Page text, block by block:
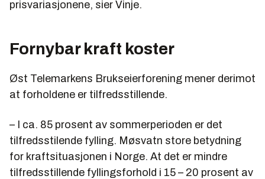
prisvariasjonene, sier Vinje.
Fornybar kraft koster
Øst Telemarkens Brukseierforening mener derimot
at forholdene er tilfredsstillende.
– I ca. 85 prosent av sommerperioden er det
tilfredsstilende fylling. Møsvatn store betydning
for kraftsituasjonen i Norge. At det er mindre
tilfredsstillende fyllingsforhold i 15 – 20 prosent av